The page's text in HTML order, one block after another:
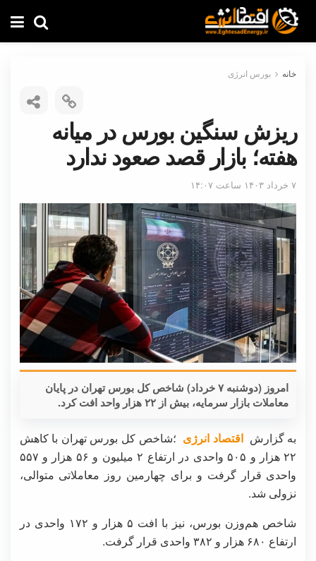
خانه بورس انرژی
ریزش سنگین بورس در میانه
هفته؛ بازار قصد صعود ندارد
۷ خرداد ۱۴۰۳ ساعت ۱۴:۰۷
امروز (دوشنبه ۷ خرداد) شاخص کل بورس تهران در پایان
معاملات بازار سرمایه، بیش از ۲۲ هزار واحد افت کرد.
به گزارشاقتصاد انرژی ؛شاخص کل بورس تهران با کاهش
۲۲ هزار و ۵۰۵ واحدی در ارتفاع ۲ میلیون و ۵۶ هزار و ۵۵۷
واحدی قرار گرفت و برای چهارمین روز معاملاتی متوالی،
نزولی شد.
شاخص هم‌وزن بورس، نیز با افت ۵ هزار و ۱۷۲ واحدی در
ارتفاع ۶۸۰ هزار و ۳۸۲ واحدی قرار گرفت.